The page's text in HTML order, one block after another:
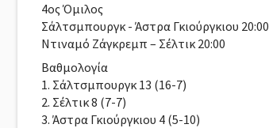
4oς Όμιλος
Σάλτσμπουργκ - Άστρα Γκιούργκιου 20:00
Ντιναμό Ζάγκρεμπ – Σέλτικ 20:00
Βαθμολογία
1. Σάλτσμπουργκ 13 (16-7)
2. Σέλτικ 8 (7-7)
3. Άστρα Γκιούργκιου 4 (5-10)